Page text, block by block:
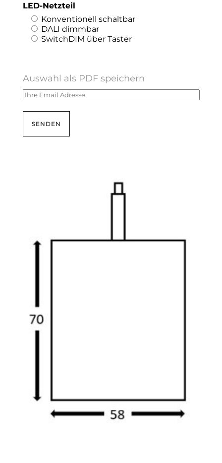
LED-Netzteil
Konventionell schaltbar
DALI dimmbar
SwitchDIM über Taster
Auswahl als PDF speichern